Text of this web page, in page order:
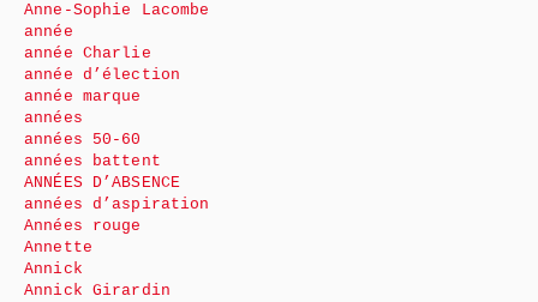
Anne-Sophie Lacombe
année
année Charlie
année d’élection
année marque
années
années 50-60
années battent
ANNÉES D’ABSENCE
années d’aspiration
Années rouge
Annette
Annick
Annick Girardin